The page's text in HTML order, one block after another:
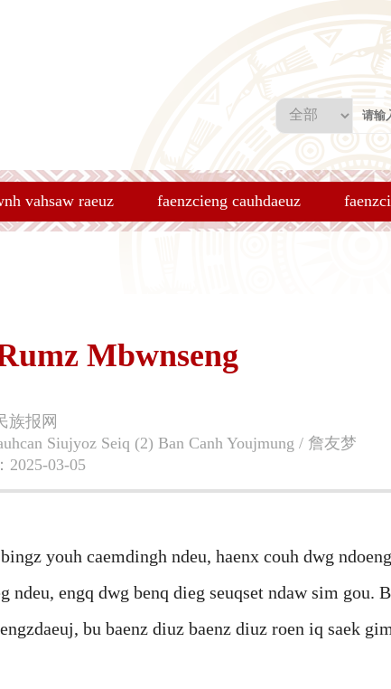
vahsaw raeuz faenzcieng cauhdaeuz
Mbwnseng
族报网
Siujyoz Seiq (2) Ban Canh Youjmung / 詹友梦
2025-03-05
youh caemdingh ndeu, haenx couh dwg
engq dwg benq dieg seuqset ndaw sim gou.
bu baenz diuz baenz diuz roen iq saek